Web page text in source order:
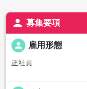
person 募集要項
person 雇用形態
正社員